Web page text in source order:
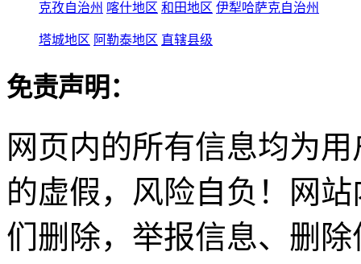
克孜自治州 喀什地区 和田地区 伊犁哈萨克自治州
塔城地区 阿勒泰地区 直辖县级
免责声明：
网页内的所有信息均为
的虚假，风险自负！网
们删除，举报信息、删